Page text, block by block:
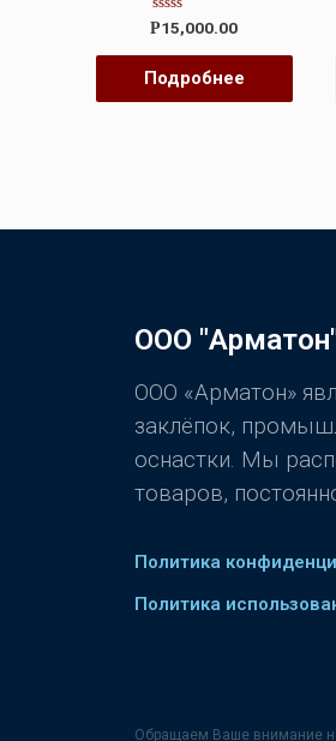
Оценка
из
5
Р15,000.00
Подробнее
ООО
ООО «Арматон»
заклёпок,
оснастки. Мы
товаров,
Политика
Политика
Обращаем Ваше внимание